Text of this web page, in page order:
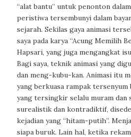
“alat bantu” untuk penonton
peristiwa tersembunyi dalam
sejarah. Sekilas gaya animasi
saya pada karya “Acung Memilih
Hapsari, yang juga mengangkat
Bagi saya, teknik animasi yang
dan meng-kubu-kan. Animasi itu
yang berkuasa rampak tersenyum
yang tersingkir selalu muram dan
surealistik dan kontradiktif,
kejadian yang “hitam-putih”.
siapa buruk. Lain hal, ketika